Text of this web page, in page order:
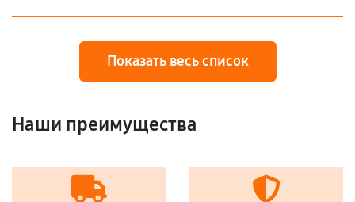
Показать весь список
Наши преимущества